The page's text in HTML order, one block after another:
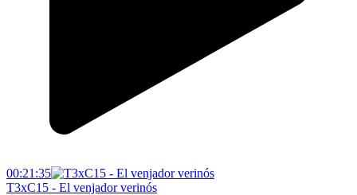
00:21:35
T3xC15 - El venjador verinós